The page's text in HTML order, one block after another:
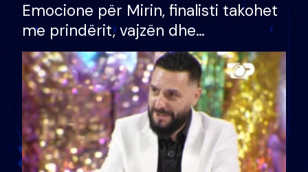
Emocione për Mirin, finalisti takohet
me prindërit, vajzën dhe
bashkëshorten: S’kemi ndonjë letër
divorci apo jo?